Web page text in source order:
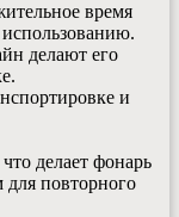
время
делают его
и
делает фонарь
повторного